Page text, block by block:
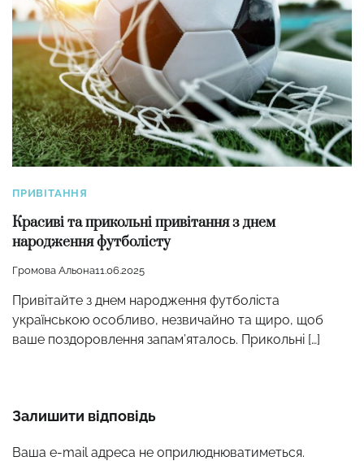
ПРИВІТАННЯ
Красиві та прикольні привітання з днем
народження футболісту
Громова Альона11.06.2025
Привітайте з днем народження футболіста
українською особливо, незвичайно та щиро, щоб
ваше поздоровлення запам’яталось. Прикольні […]
Залишити відповідь
Ваша e-mail адреса не оприлюднюватиметься.